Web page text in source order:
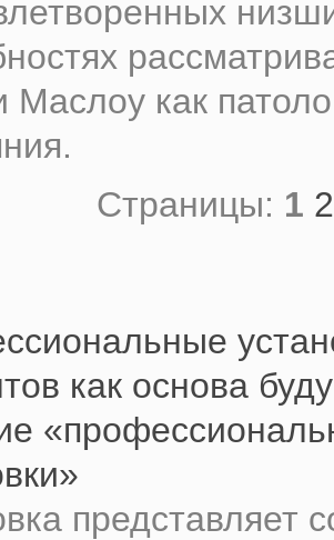
Маслоу как
Страницы: 1 2
как основа
представляет